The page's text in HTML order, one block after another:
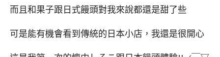
而且和果子跟日式饅頭對我來說都還是甜了些
可是能有機會看到傳統的日本小店，我還是很開心